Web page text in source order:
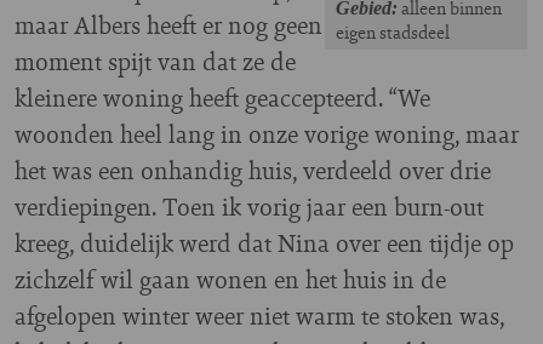
Gebied: alleen binnen
eigen stadsdeel
maar Albers heeft er nog geen
moment spijt van dat ze de
kleinere woning heeft geaccepteerd. “We
woonden heel lang in onze vorige woning, maar
het was een onhandig huis, verdeeld over drie
verdiepingen. Toen ik vorig jaar een burn-out
kreeg, duidelijk werd dat Nina over een tijdje op
zichzelf wil gaan wonen en het huis in de
afgelopen winter weer niet warm te stoken was,